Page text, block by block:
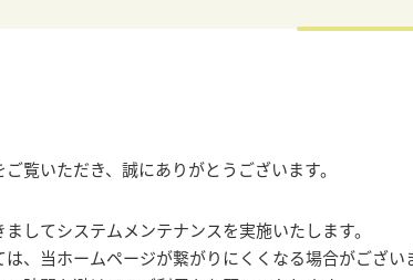
覧いただき、誠にありがとうございます。
してシステムメンテナンスを実施いたします。
、当ホームページが繋がりにくくなる場合がござい